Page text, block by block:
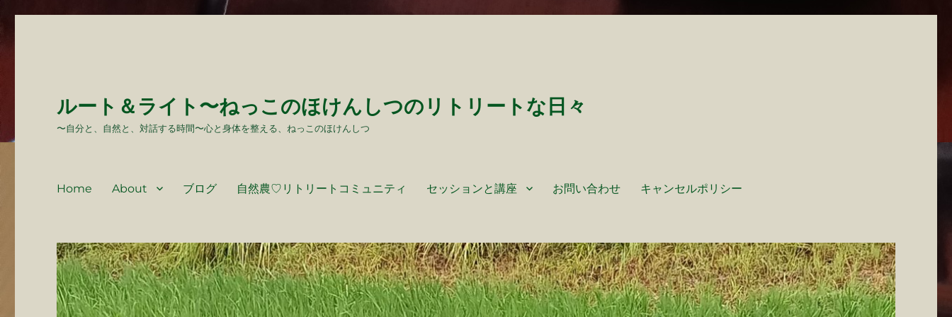
ルート＆ライト〜ねっこのほけんしつのリトリートな日々
〜自分と、自然と、対話する時間〜心と身体を整える、ねっこのほけんしつ
Home About ブログ 自然農♡リトリートコミュニティ セッションと講座 お問い合わせ キャンセルポリシー